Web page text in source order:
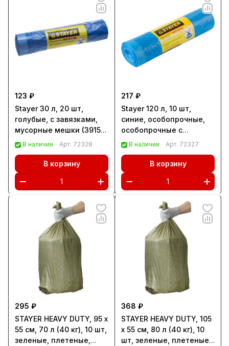
123 ₽
Stayer 30 л, 20 шт,
голубые, с завязками,
мусорные мешки (39155-
30)В наличии Арт. 72328
В корзину
217 ₽
Stayer 120 л, 10 шт,
синие, особопрочные,
особопрочные с
завязками, мусорные
В наличии Арт. 72327
В корзину
295 ₽
STAYER HEAVY DUTY, 95 х
55 см, 70 л (40 кг), 10 шт,
зеленые, плетеные,
368 ₽
STAYER HEAVY DUTY, 105
х 55 см, 80 л (40 кг), 10
шт, зеленые, плетеные,